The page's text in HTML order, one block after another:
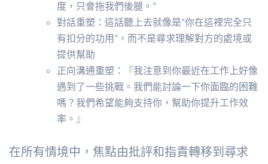
度，只會拖我們後腿。”
對話重塑：這話聽上去就像是“你在這裡完全只
有扣分的功用”，而不是尋求理解對方的處境或
提供幫助
正向溝通重塑：『我注意到你最近在工作上好像
遇到了一些挑戰。我們能討論一下你面臨的困難
嗎？我們希望能夠支持你，幫助你提升工作效
率。』
在所有情境中，焦點由批評和指責轉移到尋求